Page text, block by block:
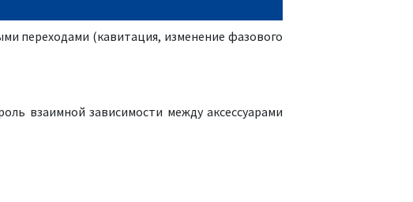
переходами (кавитация, изменение фазового
взаимной зависимости между аксессуарами